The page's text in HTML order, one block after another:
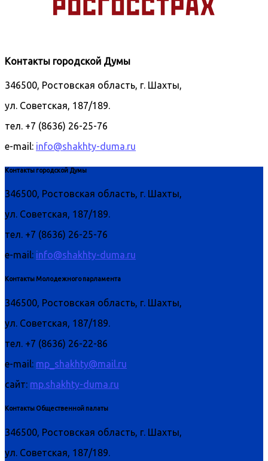
Контакты городской Думы
346500, Ростовская область, г. Шахты,
ул. Советская, 187/189.
тел. +7 (8636) 26-25-76
e-mail: info@shakhty-duma.ru
Контакты городской Думы
346500, Ростовская область, г. Шахты,
ул. Советская, 187/189.
тел. +7 (8636) 26-25-76
e-mail: info@shakhty-duma.ru
Контакты Молодежного парламента
346500, Ростовская область, г. Шахты,
ул. Советская, 187/189.
тел. +7 (8636) 26-22-86
e-mail: mp_shakhty@mail.ru
сайт: mp.shakhty-duma.ru
Контакты Общественной палаты
346500, Ростовская область, г. Шахты,
ул. Советская, 187/189.